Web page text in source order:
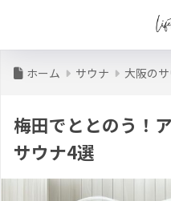
ホーム サウナ 大阪の
梅田でととのう！
サウナ4選